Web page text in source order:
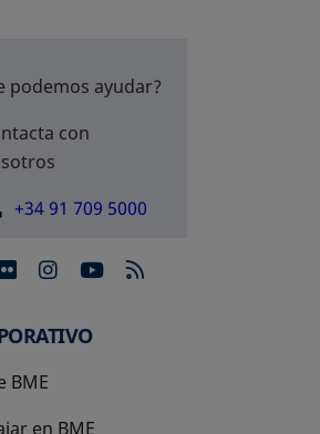
podemos ayudar?
con
+34 91 709 5000
abre en una pestaña
se abre en una pestaña
se abre en una
se abre en una
BME
en BME